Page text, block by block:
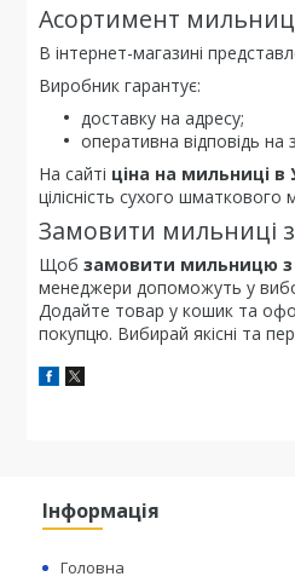
Асортимент
В інтернет-магазині
Виробник гарантує:
доставку на адресу;
оперативна відповідь на
На сайті ціна на мильниці в
цілісність сухого
Замовити мильниці
Щоб замовити мильницю з
менеджери допоможуть у
Додайте товар у кошик та
покупцю. Вибирай якісні та
Інформація
Головна